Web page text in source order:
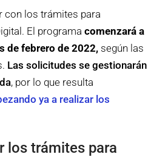
con los trámites para
El programa comenzará a
de febrero de 2022, según las
Las solicitudes se gestionarán
, por lo que resulta
ya a realizar los
los trámites para